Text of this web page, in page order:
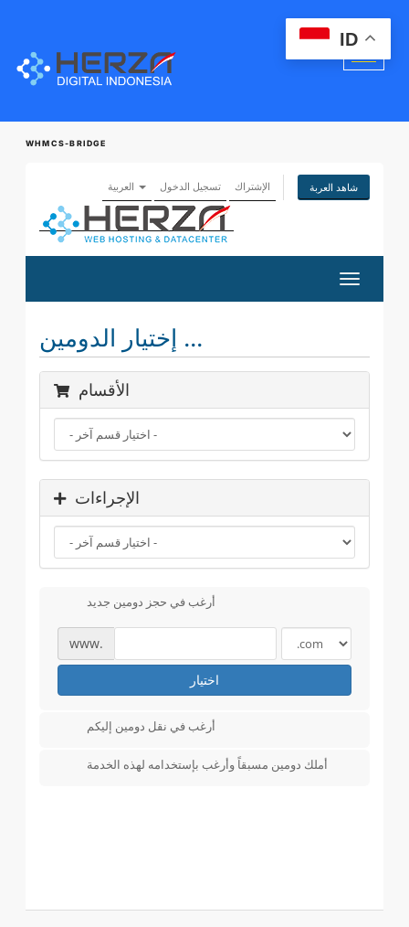
WHMCS-BRIDGE
تسجيل الدخول الإشتراك شاهد العربة
تبديل
التنقل
إختيار الدومين ...
الأقسام
الإجراءات
أرغب في حجز دومين جديد
www.
اختيار
أرغب في نقل دومين إليكم
أملك دومين مسبقاً وأرغب بإستخدامه لهذه الخدمة
ID